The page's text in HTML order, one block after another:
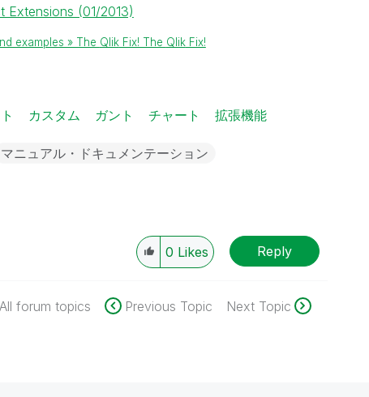
Extensions (01/2013)
examples » The QlikFix! The QlikFix!
カスタム ガント チャート 拡張機能
マニュアル・ドキュメンテーション
0 Likes Reply
All forum topics Previous Topic Next Topic